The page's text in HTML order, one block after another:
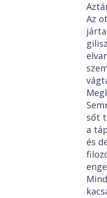
Az
sőt
a
és